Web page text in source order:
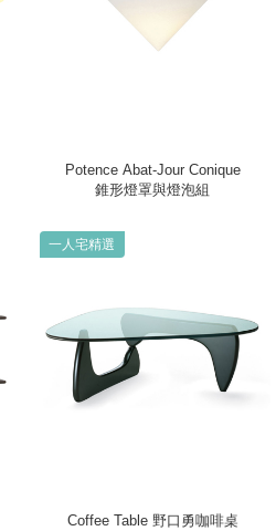
Potence Abat-Jour Conique
錐形燈罩與燈泡組
一人宅精選
Coffee Table 野口勇咖啡桌